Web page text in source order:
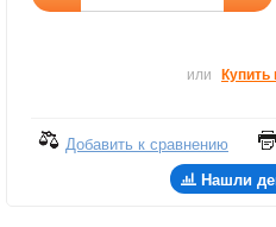
или Купить
Добавить к сравнению
Нашли